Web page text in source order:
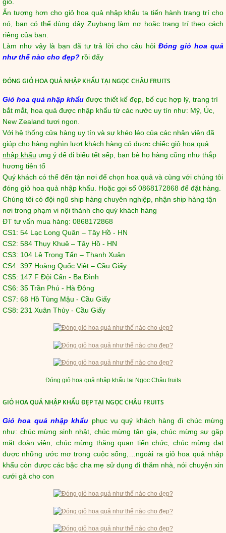
Ấn tượng hơn cho giỏ hoa quả nhập khẩu ta tiến hành trang trí cho
nó, bạn có thể dùng dây Zuybang làm nơ hoặc trang trí theo cách
riêng của bạn.
Làm như vậy là bạn đã tự trả lời cho câu hỏi Đóng giỏ hoa quả
như thế nào cho đẹp? rồi đấy
ĐÓNG GIỎ HOA QUẢ NHẬP KHẨU TẠI NGỌC CHÂU FRUITS
Giỏ hoa quả nhập khẩu được thiết kế đẹp, bố cục hợp lý, trang trí
bắt mắt, hoa quả được nhập khẩu từ các nước uy tín như: Mỹ, Úc,
New Zealand tươi ngon.
Với hệ thống cửa hàng uy tín và sự khéo léo của các nhân viên đã
giúp cho hàng nghìn lượt khách hàng có được chiếc giỏ hoa quả
nhập khẩu ưng ý để đi biếu tết sếp, bạn bè họ hàng cũng như thắp
hương tiên tổ
Quý khách có thể đến tận nơi để chọn hoa quả và cùng với chúng tôi
đóng giỏ hoa quả nhập khẩu. Hoặc gọi số 0868172868 để đặt hàng.
Chúng tôi có đội ngũ ship hàng chuyên nghiệp, nhận ship hàng tận
nơi trong phạm vi nội thành cho quý khách hàng
ĐT tư vấn mua hàng: 0868172868
CS1: 54 Lạc Long Quân – Tây Hồ - HN
CS2: 584 Thụy Khuê – Tây Hồ - HN
CS3: 104 Lê Trọng Tấn – Thanh Xuân
CS4: 397 Hoàng Quốc Việt – Cầu Giấy
CS5: 147 F Đội Cấn - Ba Đình
CS6: 35 Trần Phú - Hà Đông
CS7: 68 Hồ Tùng Mậu - Cầu Giấy
CS8: 231 Xuân Thủy - Cầu Giấy
Đóng giỏ hoa quả nhập khẩu tại Ngọc Châu fruits
GIỎ HOA QUẢ NHẬP KHẨU ĐẸP TẠI NGỌC CHÂU FRUITS
Giỏ hoa quả nhập khẩu phục vụ quý khách hàng đi chúc mừng
như: chúc mừng sinh nhật, chúc mừng tân gia, chúc mừng sự gặp
mặt đoàn viên, chúc mừng thăng quan tiến chức, chúc mừng đạt
được những ước mơ trong cuộc sống,…ngoài ra giỏ hoa quả nhập
khẩu còn được các bậc cha mẹ sử dụng đi thăm nhà, nói chuyện xin
cưới gả cho con